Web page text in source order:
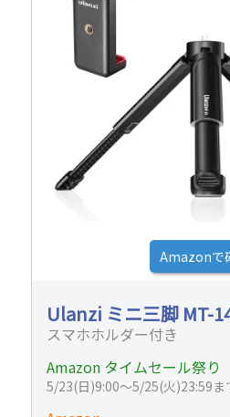
Amazonで
Ulanzi ミニ三脚 MT-
スマホホルダー付き
Amazon タイムセール祭り
5/23(日)9:00～5/25(火)23:59ま